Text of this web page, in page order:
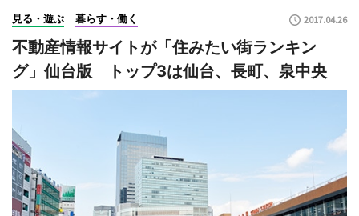
見る・遊ぶ 暮らす・働く 2017.04.26
不動産情報サイトが「住みたい街ランキン
グ」仙台版 トップ3は仙台、長町、泉中央